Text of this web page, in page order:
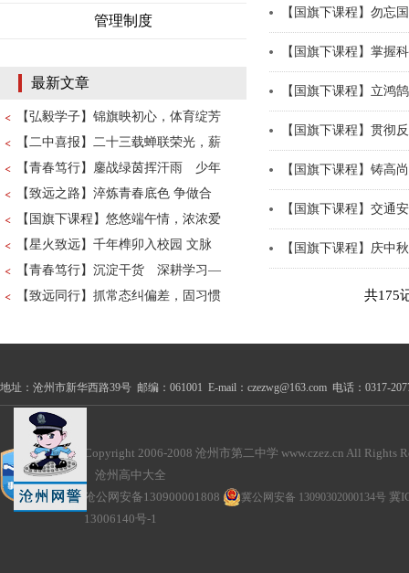
管理制度
最新文章
【弘毅学子】锦旗映初心，体育绽芳
【二中喜报】二十三载蝉联荣光，薪
【青春笃行】鏖战绿茵挥汗雨 少年
【致远之路】淬炼青春底色 争做合
【国旗下课程】悠悠端午情，浓浓爱
【星火致远】千年榫卯入校园 文脉
【青春笃行】沉淀干货 深耕学习—
【致远同行】抓常态纠偏差，固习惯
【国旗下课程】勿忘
【国旗下课程】掌握
【国旗下课程】立鸿
【国旗下课程】贯彻
【国旗下课程】铸高
【国旗下课程】交通
【国旗下课程】庆中
共175
地址：沧州市新华西路39号 邮编：061001 E-mail：czezwg@163.com 电话：0317-
Copyright 2006-2008 沧州市第二中学 www.czez.cn All Rights
沧州高中大全
沧公网安备130900001808
冀公网安备 13090302000134号 冀
13006140号-1